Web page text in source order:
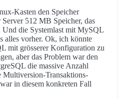
Kasten den Speicher
Server 512 MB Speicher, das
die Systemlast mit MySQL
alles vorher. Ok, ich könnte
mit grösserer Konfiguration zu
aber das Problem war den
die massive Anzahl
Multiversion-Transaktions-
in diesem konkreten Fall